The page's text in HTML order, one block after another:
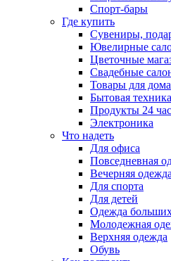
Спорт-бары
Где купить
Сувениры,
Ювелирные
Цветочные
Свадебные
Товары для дома
Бытовая техника
Продукты 24
Электроника
Что надеть
Для офиса
Повседневная
Вечерняя одежда
Для спорта
Для детей
Одежда
Молодежная
Верхняя одежда
Обувь